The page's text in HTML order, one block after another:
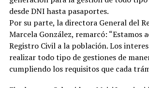
desde DNI hasta pasaportes.
Por su parte, la directora General del
Marcela González, remarcó: “Estamos
Registro Civil a la población. Los
realizar todo tipo de gestiones de
cumpliendo los requisitos que cada